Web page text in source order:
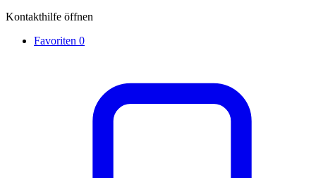
Kontakthilfe öffnen
Favoriten 0